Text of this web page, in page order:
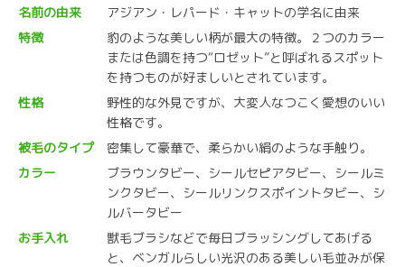
名前の由来
アジアン・レパード・キャットの学名に由来
特徴
豹のような美しい柄が最大の特徴。２つのカラー
または色調を持つ“ロゼット”と呼ばれるスポット
を持つものが好ましいとされています。
性格
野性的な外見ですが、大変人なつこく愛想のいい
性格です。
被毛のタイプ
密集して豪華で、柔らかい絹のような手触り。
カラー
ブラウンタビー、シールセピアタビー、シールミ
ンクタビー、シールリンクスポイントタビー、シ
ルバータビー
お手入れ
獣毛ブラシなどで毎日ブラッシングしてあげる
と、ベンガルらしい光沢のある美しい毛並みが保